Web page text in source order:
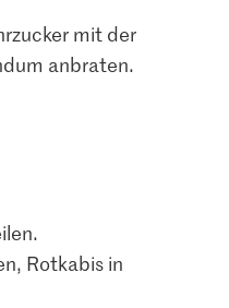
mit der
anbraten.
Rotkabis in